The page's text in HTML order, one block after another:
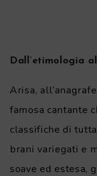
Dall’etimologia
Arisa,
famosa cantante
classifiche di
brani variegati e
soave ed estesa,